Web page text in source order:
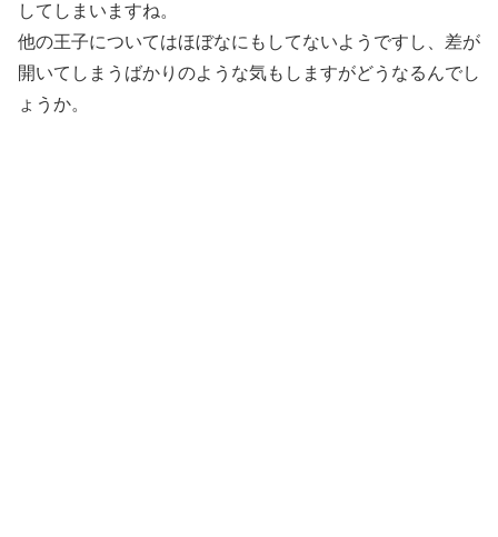
してしまいますね。
他の王子についてはほぼなにもしてないようですし、差が
開いてしまうばかりのような気もしますがどうなるんでし
ょうか。